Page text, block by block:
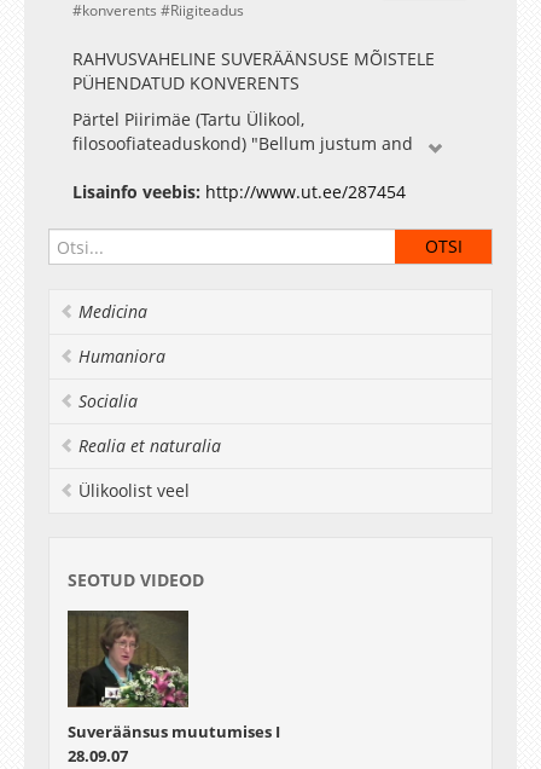
konverents
Riigiteadus
RAHVUSVAHELINE SUVERÄÄNSUSE MÕISTELE
PÜHENDATUD KONVERENTS
Pärtel Piirimäe (Tartu Ülikool,
filosoofiateaduskond) "Bellum justum and
in early modern Europe
Diskussioon
Lisainfo veebis: http://www.ut.ee/287454
Medicina
Humaniora
Socialia
Realia et naturalia
Ülikoolist veel
SEOTUD VIDEOD
Suveräänsus muutumises I
28.09.07